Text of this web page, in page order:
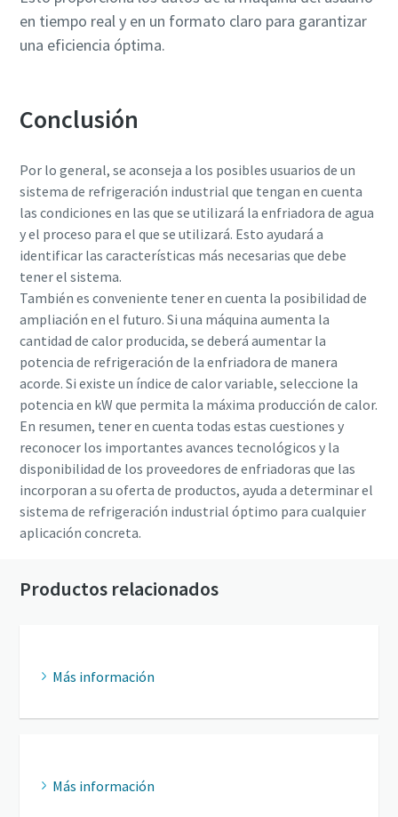
en tiempo real y en un formato claro para garantizar
una eficiencia óptima.
Conclusión
Por lo general, se aconseja a los posibles usuarios de un
sistema de refrigeración industrial que tengan en cuenta
las condiciones en las que se utilizará la enfriadora de agua
y el proceso para el que se utilizará. Esto ayudará a
identificar las características más necesarias que debe
tener el sistema.
También es conveniente tener en cuenta la posibilidad de
ampliación en el futuro. Si una máquina aumenta la
cantidad de calor producida, se deberá aumentar la
potencia de refrigeración de la enfriadora de manera
acorde. Si existe un índice de calor variable, seleccione la
potencia en kW que permita la máxima producción de calor.
En resumen, tener en cuenta todas estas cuestiones y
reconocer los importantes avances tecnológicos y la
disponibilidad de los proveedores de enfriadoras que las
incorporan a su oferta de productos, ayuda a determinar el
sistema de refrigeración industrial óptimo para cualquier
aplicación concreta.
Productos relacionados
Más información
Más información